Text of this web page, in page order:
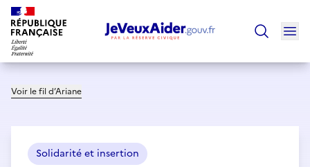
Voir le fil d’Ariane
Solidarité et insertion